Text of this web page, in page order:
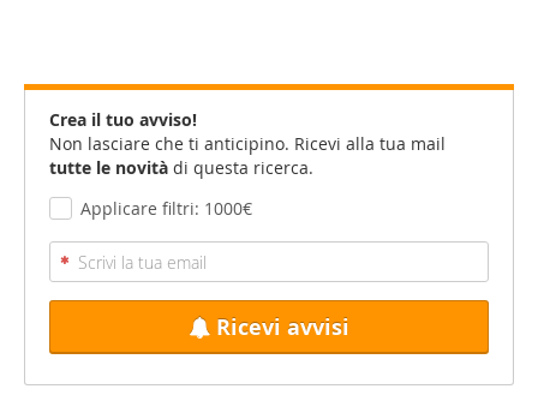
Crea il tuo avviso!
Non lasciare che ti anticipino. Ricevi alla tua mail
tutte le novità di questa ricerca.
Applicare filtri: 1000€
Ricevi avvisi